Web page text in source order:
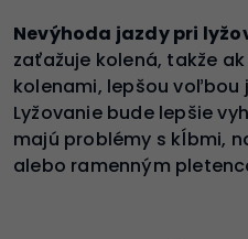
Nevýhoda jazdypri
zaťažuje kolená, takže
kolenami, lepšou voľbou
Lyžovanie bude lepšie
majú problémy s kĺbmi,
alebo ramenným